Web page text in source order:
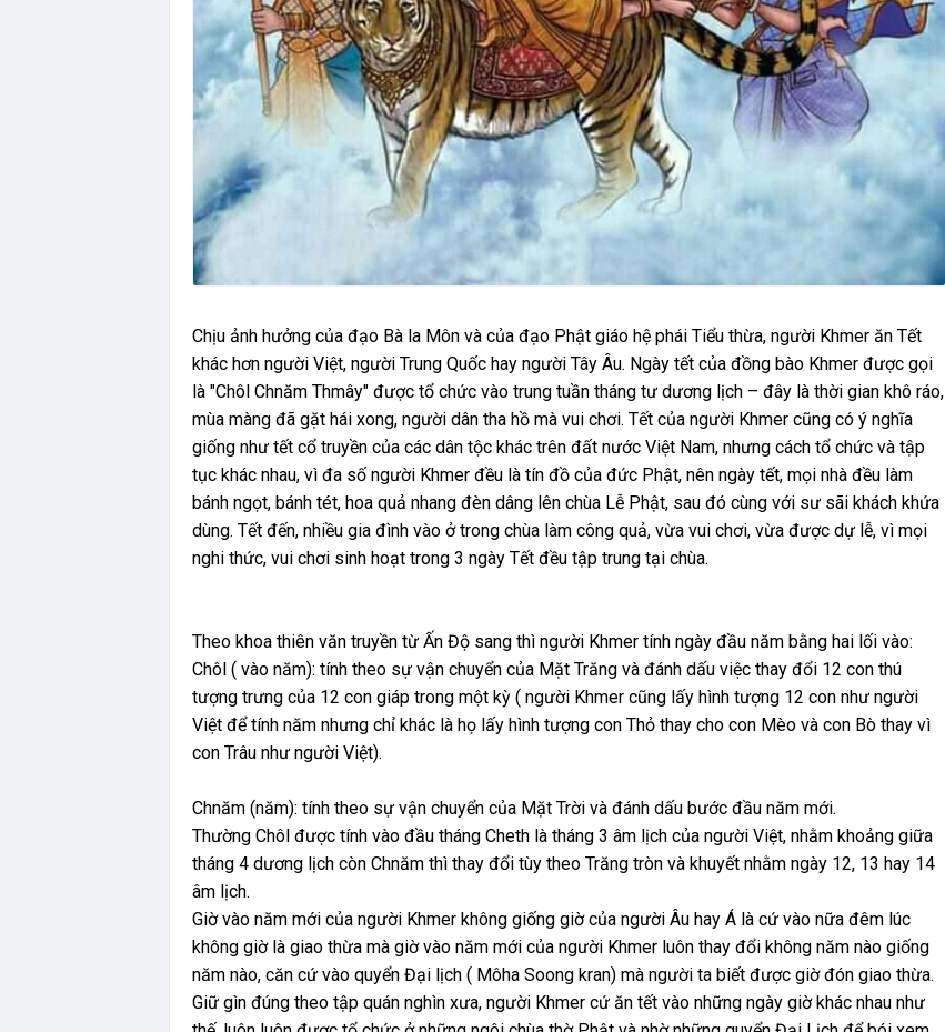
Chịu ảnh hưởng của đạo Bà la Môn và của đạo Phật giáo hệ phái Tiểu thừa, người Khmer ăn Tết
khác hơn người Việt, người Trung Quốc hay người Tây Âu. Ngày tết của đồng bào Khmer được gọi
là "Chôl Chnăm Thmây" được tổ chức vào trung tuần tháng tư dương lịch – đây là thời gian khô ráo,
mùa màng đã gặt hái xong, người dân tha hồ mà vui chơi. Tết của người Khmer cũng có ý nghĩa
giống như tết cổ truyền của các dân tộc khác trên đất nước Việt Nam, nhưng cách tổ chức và tập
tục khác nhau, vì đa số người Khmer đều là tín đồ của đức Phật, nên ngày tết, mọi nhà đều làm
bánh ngọt, bánh tét, hoa quả nhang đèn dâng lên chùa Lễ Phật, sau đó cùng với sư sãi khách khứa
dùng. Tết đến, nhiều gia đình vào ở trong chùa làm công quả, vừa vui chơi, vừa được dự lễ, vì mọi
nghi thức, vui chơi sinh hoạt trong 3 ngày Tết đều tập trung tại chùa.
Theo khoa thiên văn truyền từ Ấn Độ sang thì người Khmer tính ngày đầu năm bằng hai lối vào:
Chôl ( vào năm): tính theo sự vận chuyển của Mặt Trăng và đánh dấu việc thay đổi 12 con thú
tượng trưng của 12 con giáp trong một kỳ ( người Khmer cũng lấy hình tượng 12 con như người
Việt để tính năm nhưng chỉ khác là họ lấy hình tượng con Thỏ thay cho con Mèo và con Bò thay vì
con Trâu như người Việt).
Chnăm (năm): tính theo sự vận chuyển của Mặt Trời và đánh dấu bước đầu năm mới.
Thường Chôl được tính vào đầu tháng Cheth là tháng 3 âm lịch của người Việt, nhằm khoảng giữa
tháng 4 dương lịch còn Chnăm thì thay đổi tùy theo Trăng tròn và khuyết nhằm ngày 12, 13 hay 14
âm lịch.
Giờ vào năm mới của người Khmer không giống giờ của người Âu hay Á là cứ vào nữa đêm lúc
không giờ là giao thừa mà giờ vào năm mới của người Khmer luôn thay đổi không năm nào giống
năm nào, căn cứ vào quyển Đại lịch ( Môha Soong kran) mà người ta biết được giờ đón giao thừa.
Giữ gìn đúng theo tập quán nghìn xưa, người Khmer cứ ăn tết vào những ngày giờ khác nhau như